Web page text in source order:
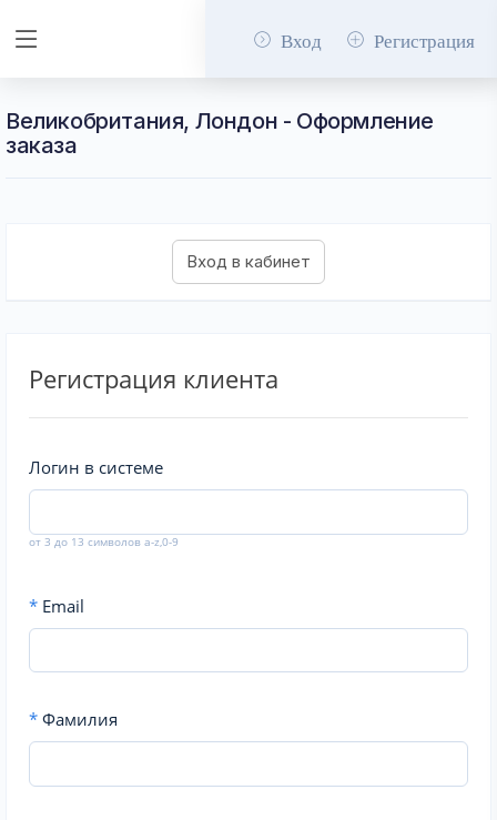
Вход Регистрация
Великобритания, Лондон - Оформление
заказа
Регистрация клиента
Логин в системе
от 3 до 13 символов a-z,0-9
* Email
* Фамилия